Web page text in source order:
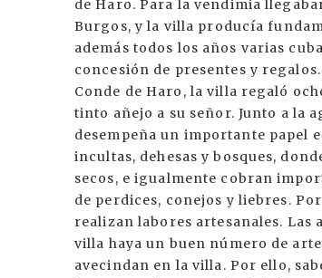
de Haro. Para la vendimia
Burgos, y la villa producía
además todos los años varias
concesión de presentes y
Conde de Haro, la villa regaló
tinto añejo a su señor. Junto a la
desempeña un importante papel
incultas, dehesas y bosques,
secos, e igualmente cobran
de perdices, conejos y liebres.
realizan labores artesanales. Las
villa haya un buen número de
avecindan en la villa. Por ello,